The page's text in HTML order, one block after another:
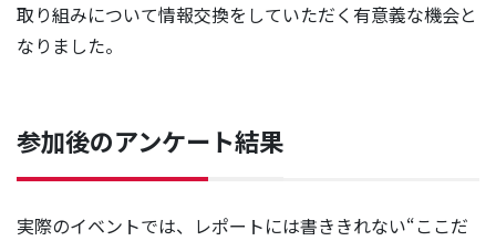
取り組みについて情報交換をしていただく有意義な機会と
なりました。
参加後のアンケート結果
実際のイベントでは、レポートには書ききれない“ここだ